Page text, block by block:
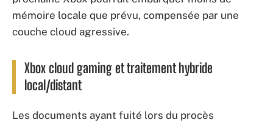
mémoire locale que prévu, compensée par une
couche cloud agressive.
Xbox cloud gaming et traitement hybride
local/distant
Les documents ayant fuité lors du procès